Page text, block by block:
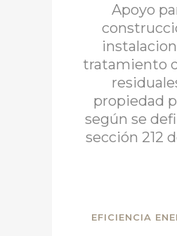
Apoyo
tratamiento
propiedad
según se
sección 212
EFICIENCIA